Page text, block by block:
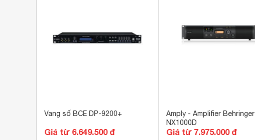
Vang số BCE DP-9200+
Giá từ 6.649.500 đ
Amply - Amplifier Behringer
NX1000D
Giá từ 7.975.000 đ